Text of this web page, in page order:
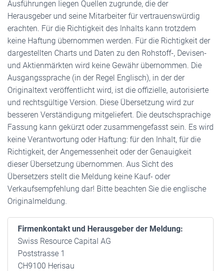
Ausführungen liegen Quellen zugrunde, die der
Herausgeber und seine Mitarbeiter für vertrauenswürdig
erachten. Für die Richtigkeit des Inhalts kann trotzdem
keine Haftung übernommen werden. Für die Richtigkeit der
dargestellten Charts und Daten zu den Rohstoff-, Devisen-
und Aktienmärkten wird keine Gewähr übernommen. Die
Ausgangssprache (in der Regel Englisch), in der der
Originaltext veröffentlicht wird, ist die offizielle, autorisierte
und rechtsgültige Version. Diese Übersetzung wird zur
besseren Verständigung mitgeliefert. Die deutschsprachige
Fassung kann gekürzt oder zusammengefasst sein. Es wird
keine Verantwortung oder Haftung: für den Inhalt, für die
Richtigkeit, der Angemessenheit oder der Genauigkeit
dieser Übersetzung übernommen. Aus Sicht des
Übersetzers stellt die Meldung keine Kauf- oder
Verkaufsempfehlung dar! Bitte beachten Sie die englische
Originalmeldung.
Firmenkontakt und Herausgeber der Meldung:
Swiss Resource Capital AG
Poststrasse 1
CH9100 Herisau